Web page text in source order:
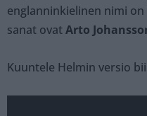
englanninkielinen nimi
sanat ovatArto
Kuuntele Helmin versio